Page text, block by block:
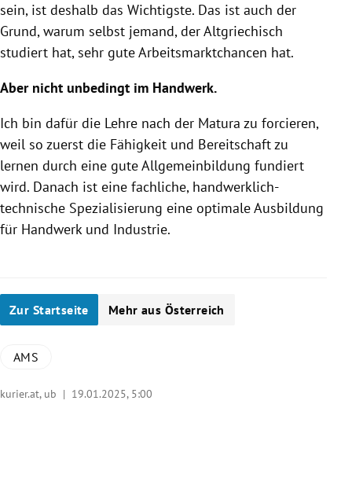
sein, ist deshalb das Wichtigste. Das ist auch der
Grund, warum selbst jemand, der Altgriechisch
studiert hat, sehr gute Arbeitsmarktchancen hat.
Aber nicht unbedingt im Handwerk.
Ich bin dafür die Lehre nach der Matura zu forcieren,
weil so zuerst die Fähigkeit und Bereitschaft zu
lernen durch eine gute Allgemeinbildung fundiert
wird. Danach ist eine fachliche, handwerklich-
technische Spezialisierung eine optimale Ausbildung
für Handwerk und Industrie.
Zur Startseite Mehr aus Österreich
AMS
kurier.at, ub | 19.01.2025, 5:00